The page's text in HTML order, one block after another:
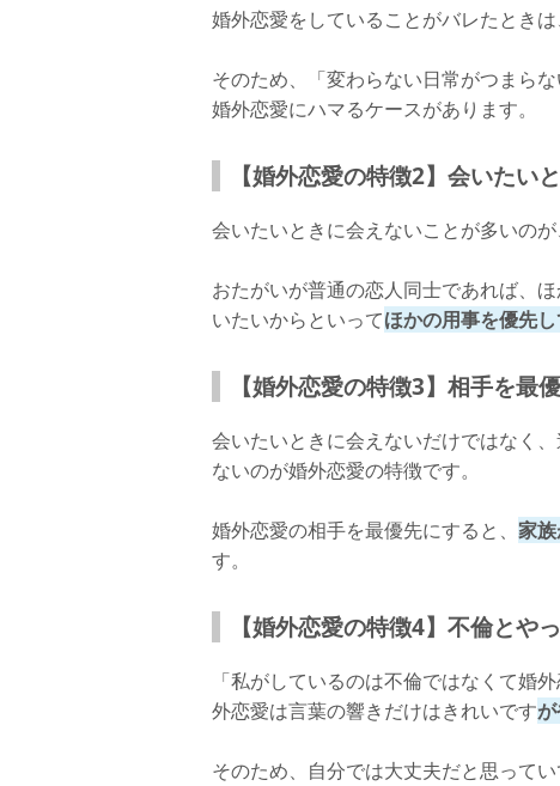
婚外恋愛をしていることがバレたとき
そのため、「変わらない日常がつまら
婚外恋愛にハマるケースがあります。
【婚外恋愛の特徴2】会いたい
会いたいときに会えないことが多いのが
おたがいが普通の恋人同士であれば、
いたいからといってほかの用事を優先
【婚外恋愛の特徴3】相手を最
会いたいときに会えないだけではなく
ないのが婚外恋愛の特徴です。
婚外恋愛の相手を最優先にすると、 家
す。
【婚外恋愛の特徴4】不倫とや
「私がしているのは不倫ではなくて婚
外恋愛は言葉の響きだけはきれいです
そのため、自分では大丈夫だと思って